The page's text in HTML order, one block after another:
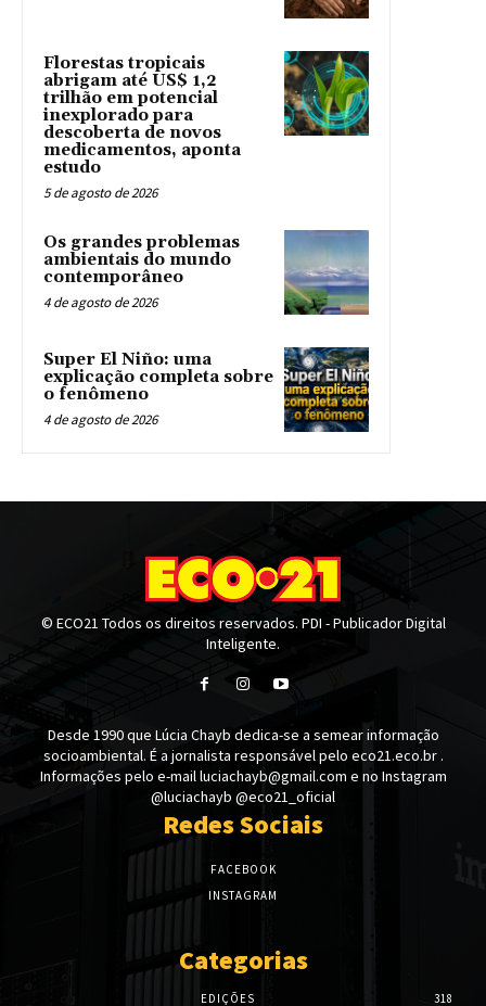
Florestas tropicais
abrigam até US$ 1,2
trilhão em potencial
inexplorado para
descoberta de novos
medicamentos, aponta
estudo
5 de agosto de 2026
Os grandes problemas
ambientais do mundo
contemporâneo
4 de agosto de 2026
Super El Niño: uma
explicação completa sobre
o fenômeno
4 de agosto de 2026
© ECO21 Todos os direitos reservados. PDI - Publicador Digital
Inteligente.
Desde 1990 que Lúcia Chayb dedica-se a semear informação
socioambiental. É a jornalista responsável pelo eco21.eco.br .
Informações pelo e-mail luciachayb@gmail.com e no Instagram
@luciachayb @eco21_oficial
Redes Sociais
FACEBOOK
INSTAGRAM
Categorias
EDIÇÕES 318